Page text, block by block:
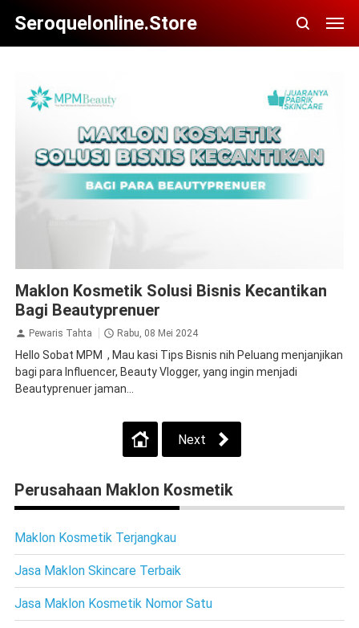
Seroquelonline.store
Beautyprenuer
Maklon Kosmetik Solusi Bisnis Kecantikan
Bagi Beautyprenuer
Pewaris Tahta Rabu, 08 Mei 2024
Hello Sobat MPM , Mau kasi Tips Bisnis nih Peluang menjanjikan
bagi para Influencer, Beauty Vlogger, yang ingin menjadi
Beautyprenuer jaman...
Next
Perusahaan Maklon Kosmetik
Maklon Kosmetik Terjangkau
Jasa Maklon Skincare Terbaik
Jasa Maklon Kosmetik Nomor Satu